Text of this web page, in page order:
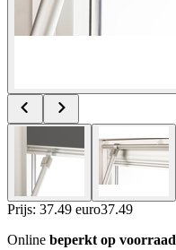
Prijs: 37.49 euro37.49
Online beperkt op voorraad